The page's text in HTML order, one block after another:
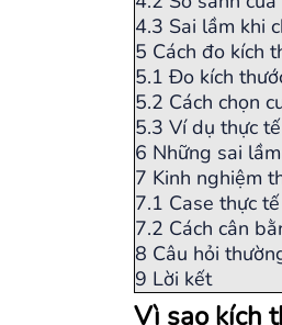
4.3 Sai lầm khi
5 Cách đo kích
5.1 Đo kích
5.2 Cách chọn
5.3 Ví dụ thực
6 Những sai
7 Kinh nghiệm
7.1 Case thực
7.2 Cách cân
8 Câu hỏi
9 Lời kết
Vì sao kích